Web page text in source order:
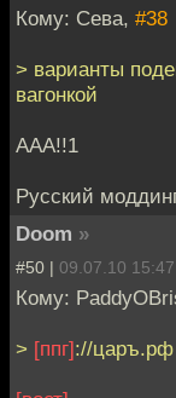
Кому: Сева, #38
> варианты
вагонкой
ААА!!1
Русский
Doom »
#50 | 09.07.10 15:47
Кому:
> [ппг]://царъ.рф